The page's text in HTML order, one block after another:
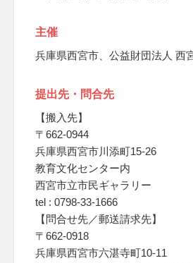
主催
兵庫県西宮市、公益財団法人 西
提出先・問合先
【搬入先】
〒662-0944
兵庫県西宮市川添町15-26
教育文化センター内
西宮市立市民ギャラリー
tel : 0798-33-1666
【問合せ先／郵送請求先】
〒662-0918
兵庫県西宮市六湛寺町10-11